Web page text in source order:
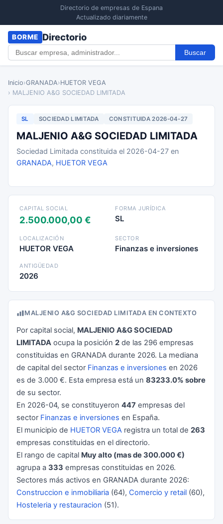
Directorio de empresas de Espana
Actualizado diariamente
BORME Directorio
Buscar
Inicio›GRANADA›HUETOR VEGA
› MALJENIO A&G SOCIEDAD LIMITADA
SL SOCIEDAD LIMITADA CONSTITUIDA 2026-04-27
MALJENIO A&G SOCIEDAD LIMITADA
Sociedad Limitada constituida el 2026-04-27 en
GRANADA, HUETOR VEGA
CAPITAL SOCIAL
2.500.000,00 €
FORMA JURÍDICA
SL
LOCALIZACIÓN
HUETOR VEGA
SECTOR
Finanzas e inversiones
ANTIGÜEDAD
2026
MALJENIO A&G SOCIEDAD LIMITADA EN CONTEXTO
Por capital social, MALJENIO A&G SOCIEDAD
LIMITADA ocupa la posición 2 de las 296 empresas
constituidas en GRANADA durante 2026. La mediana
de capital del sector Finanzas e inversiones en 2026
es de 3.000 €. Esta empresa está un 83233.0% sobre
de su sector.
En 2026-04, se constituyeron 447 empresas del
sector Finanzas e inversiones en España.
El municipio de HUETOR VEGA registra un total de 263
empresas constituidas en el directorio.
El rango de capital Muy alto (mas de 300.000 €)
agrupa a 333 empresas constituidas en 2026.
Sectores más activos en GRANADA durante 2026:
Construccion e inmobiliaria (64), Comercio y retail (60),
Hosteleria y restauracion (51).